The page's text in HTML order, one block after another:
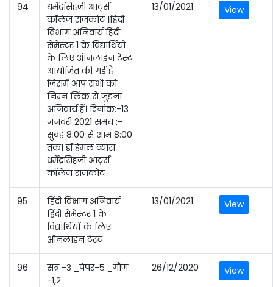
94
धर्मेंद्रसिंहजी आर्ट्स
कॉलेज राजकोट ।हिंदी
विभाग अनिवार्य हिंदी
सेमेस्टर 1 के विद्यार्थियों
के लिए ऑनलाइन टेस्ट
आयोजित की गई हैं
जिसमें आप सभी को
निम्न लिंक से जुड़ना
अनिवार्य हैं। दिनांक:-13
जनवरी 2021 समय :-
सुबह 8:00 से शाम 8:00
तक। डॉ.हेमल व्यास
धर्मेंद्रसिंहजी आर्ट्स
कॉलेज राजकोट
13/01/2021 View
95
हिंदी विभाग अनिवार्य
हिंदी सेमेस्टर 1 के
विद्यार्थियों के लिए
ऑनलाइन टेस्ट
13/01/2021 View
96
सत्र -३ _पेपर-५ _गौण
-१,२
26/12/2020 View